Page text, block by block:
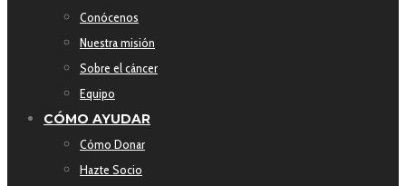
Conócenos
Nuestra misión
Sobre el cáncer
Equipo
CÓMO AYUDAR
Cómo Donar
Hazte Socio